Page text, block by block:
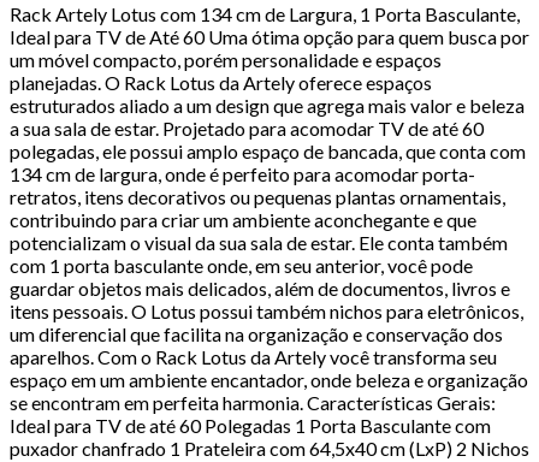
Rack Artely Lotus com 134 cm de Largura, 1 Porta Basculante,
Ideal para TV de Até 60 Uma ótima opção para quem busca por
um móvel compacto, porém personalidade e espaços
planejadas. O Rack Lotus da Artely oferece espaços
estruturados aliado a um design que agrega mais valor e beleza
a sua sala de estar. Projetado para acomodar TV de até 60
polegadas, ele possui amplo espaço de bancada, que conta com
134 cm de largura, onde é perfeito para acomodar porta-
retratos, itens decorativos ou pequenas plantas ornamentais,
contribuindo para criar um ambiente aconchegante e que
potencializam o visual da sua sala de estar. Ele conta também
com 1 porta basculante onde, em seu anterior, você pode
guardar objetos mais delicados, além de documentos, livros e
itens pessoais. O Lotus possui também nichos para eletrônicos,
um diferencial que facilita na organização e conservação dos
aparelhos. Com o Rack Lotus da Artely você transforma seu
espaço em um ambiente encantador, onde beleza e organização
se encontram em perfeita harmonia. Características Gerais:
Ideal para TV de até 60 Polegadas 1 Porta Basculante com
puxador chanfrado 1 Prateleira com 64,5x40 cm (LxP) 2 Nichos